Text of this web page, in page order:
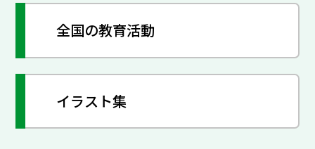
全国の教育活動
イラスト集